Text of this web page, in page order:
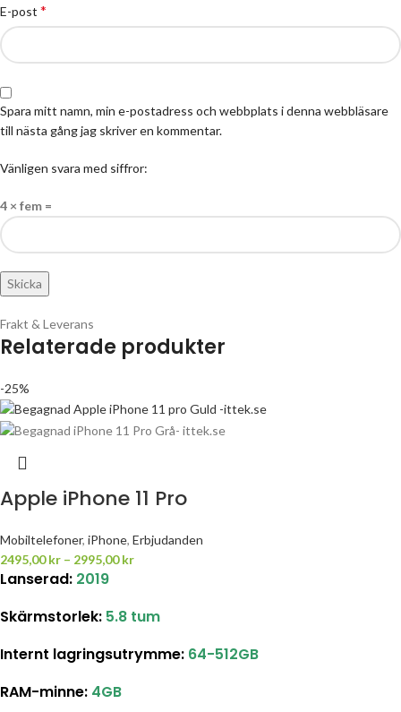
E-post *
Spara mitt namn, min e-postadress och webbplats i denna webbläsare
till nästa gång jag skriver en kommentar.
Vänligen svara med siffror:
4 × fem =
Frakt & Leverans
Relaterade produkter
-25%
Apple iPhone 11 Pro
Mobiltelefoner, iPhone, Erbjudanden
2495,00kr – 2995,00kr
Lanserad: 2019
Skärmstorlek: 5.8 tum
Internt lagringsutrymme: 64-512GB
RAM-minne: 4GB